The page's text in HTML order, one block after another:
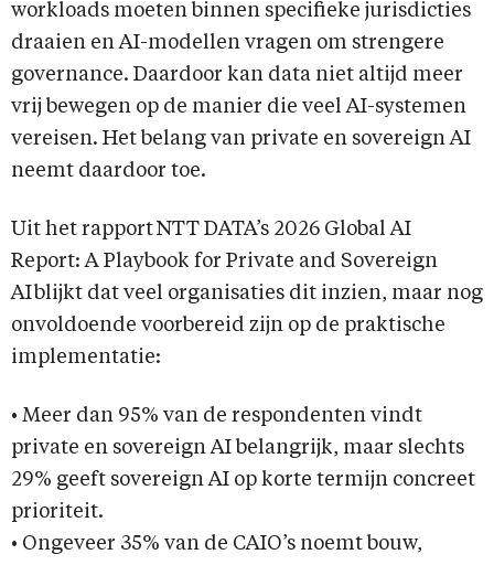
workloads moeten binnen specifieke jurisdicties
draaien en AI-modellen vragen om strengere
governance. Daardoor kan data niet altijd meer
vrij bewegen op de manier die veel AI-systemen
vereisen. Het belang van private en sovereign AI
neemt daardoor toe.
Uit het rapport NTT DATA’s 2026 Global AI
Report: A Playbook for Private and Sovereign
AI blijkt dat veel organisaties dit inzien, maar nog
onvoldoende voorbereid zijn op de praktische
implementatie:
• Meer dan 95% van de respondenten vindt
private en sovereign AI belangrijk, maar slechts
29% geeft sovereign AI op korte termijn concreet
prioriteit.
• Ongeveer 35% van de CAIO’s noemt bouw,